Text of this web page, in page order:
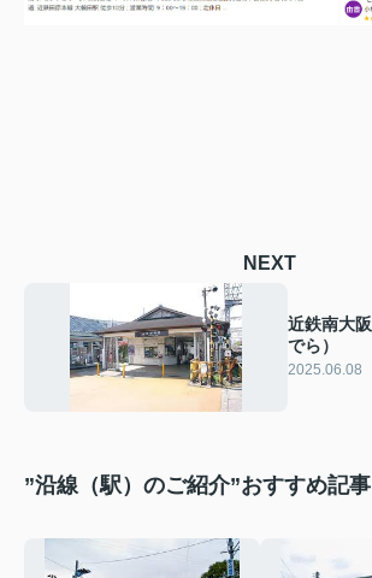
NEXT
近鉄南大
でら）
2025.06.08
”沿線（駅）のご紹介”おすすめ記事